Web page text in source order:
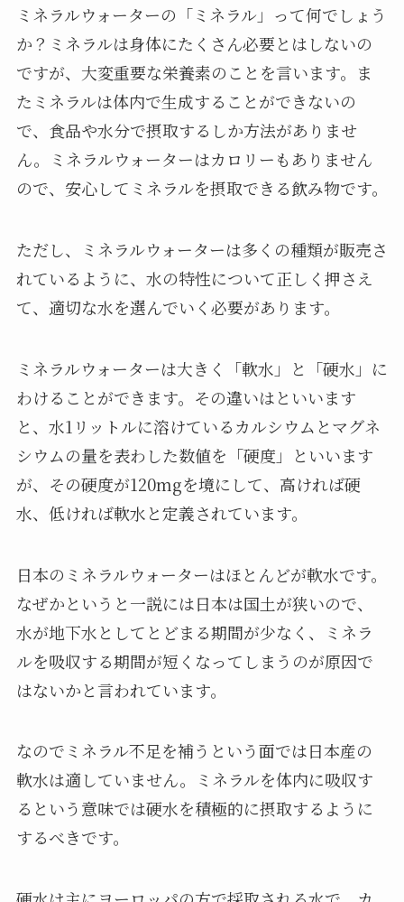
ミネラルウォーターの「ミネラル」って何でしょう
か？ミネラルは身体にたくさん必要とはしないの
ですが、大変重要な栄養素のことを言います。ま
たミネラルは体内で生成することができないの
で、食品や水分で摂取するしか方法がありませ
ん。ミネラルウォーターはカロリーもありません
ので、安心してミネラルを摂取できる飲み物です。
ただし、ミネラルウォーターは多くの種類が販売さ
れているように、水の特性について正しく押さえ
て、適切な水を選んでいく必要があります。
ミネラルウォーターは大きく「軟水」と「硬水」に
わけることができます。その違いはといいます
と、水1リットルに溶けているカルシウムとマグネ
シウムの量を表わした数値を「硬度」といいます
が、その硬度が120mgを境にして、高ければ硬
水、低ければ軟水と定義されています。
日本のミネラルウォーターはほとんどが軟水です。
なぜかというと一説には日本は国土が狭いので、
水が地下水としてとどまる期間が少なく、ミネラ
ルを吸収する期間が短くなってしまうのが原因で
はないかと言われています。
なのでミネラル不足を補うという面では日本産の
軟水は適していません。ミネラルを体内に吸収す
るという意味では硬水を積極的に摂取するように
するべきです。